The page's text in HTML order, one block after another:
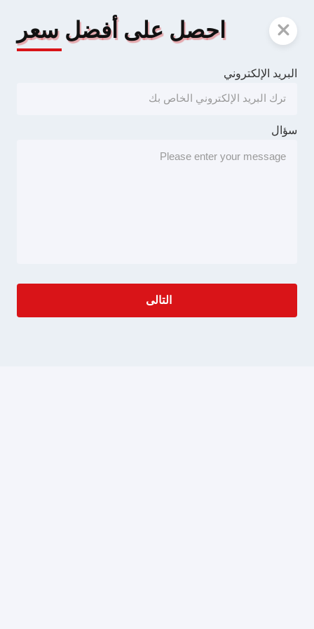
احصل على أفضل سعر
البريد الإلكتروني
سؤال
التالى